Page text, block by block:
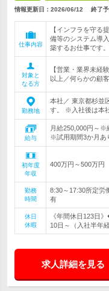
情報更新日：2026/06/12 終了予
仕事内容
【インフラを守る
備等のシステム導
築するお仕事です。
対象と
なる方
【営業・業界未経
以上／何らかの顧
勤務地
本社／ 東京都杉並
す。 ※入社後は本
給与
月給250,000円～※
※試用期間3か月あ
初年度
年収
400万円～500万円
勤務
時間
8:30～17:30所定労
有
休日
休暇
《年間休日123日
10日～（入社半年
求人詳細を見る